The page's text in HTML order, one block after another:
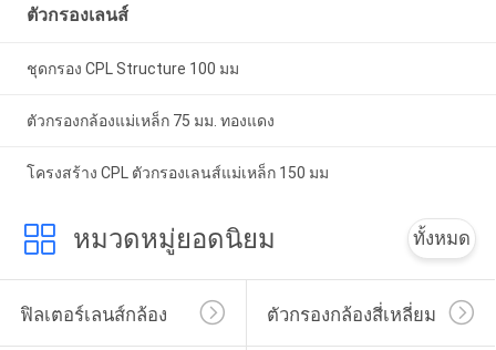
ตัวกรองเลนส์
ชุดกรอง CPL Structure 100 มม
ตัวกรองกล้องแม่เหล็ก 75 มม. ทองแดง
โครงสร้าง CPL ตัวกรองเลนส์แม่เหล็ก 150 มม
หมวดหมู่ยอดนิยม ทั้งหมด
ฟิลเตอร์เลนส์กล้อง ตัวกรองกล้องสี่เหลี่ยม